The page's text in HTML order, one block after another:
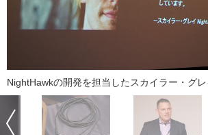
NightHawkの開発を担当したスカイラー・グ